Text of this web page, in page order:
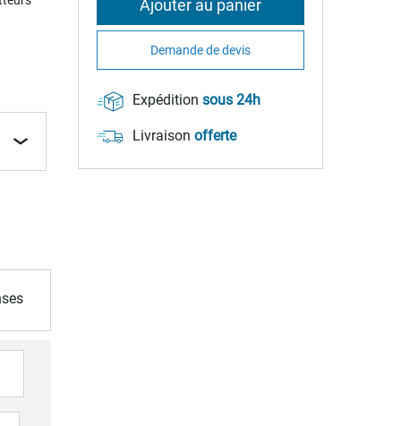
Ajouter au panier
Demande de devis
Expédition sous 24h
Livraison offerte